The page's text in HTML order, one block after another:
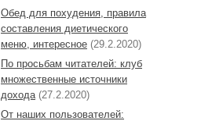
Обед для похудения, правила
составления диетического
меню, интересное (29.2.2020)
По просьбам читателей: клуб
множественные источники
дохода (27.2.2020)
От наших пользователей: